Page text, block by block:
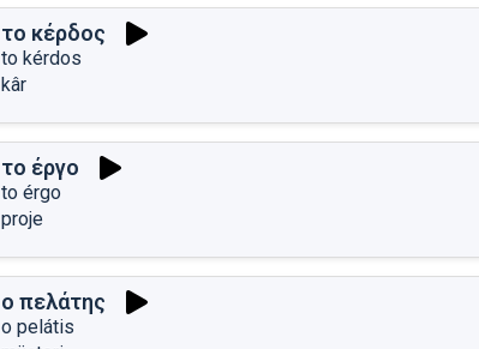
το κέρδος
to kérdos
kâr
το έργο
to érgo
proje
ο πελάτης
o pelátis